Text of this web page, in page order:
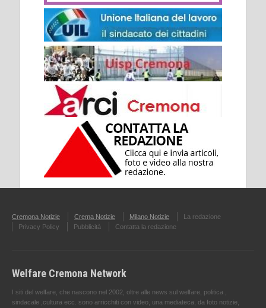
Cremona Notizie Crema Notizie Milano Notizie
La redazione
Privacy Policy
Pubblicità Contatta la redazione
Welfare Cremona Network
I siti del welfare, che nascono nel 2002, oltre alle news sul welfare, politica ,
sindacale ,cultura ecc. sono arricchiti con video, una mediateca, da foto notizie,